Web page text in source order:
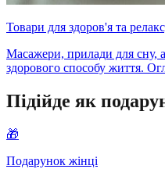
Товари для здоров'я та
Масажери, прилади для сну,
здорового способу життя.
Підійде як
🎁
Подарунок жінці